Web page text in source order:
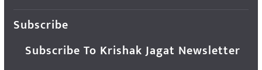
Subscribe
Subscribe To Krishak Jagat Newsletter